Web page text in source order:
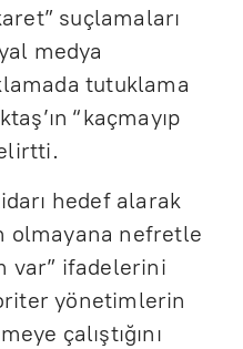
suçlamaları
medya
tutuklama
“kaçmayıp
hedef alarak
olmayana nefretle
var” ifadelerini
yönetimlerin
çalıştığını